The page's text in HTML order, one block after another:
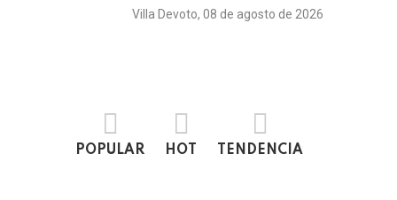
Villa Devoto, 08 de agosto de 2026
POPULAR HOT TENDENCIA